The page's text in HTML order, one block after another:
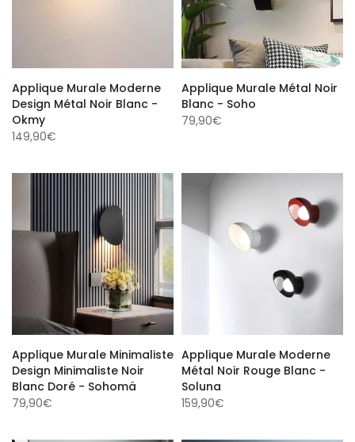
Applique Murale Moderne
Design Métal Noir Blanc -
Okmy
149,90€
Applique Murale Métal Noir
Blanc - Soho
79,90€
Applique Murale Minimaliste
Design Minimaliste Noir
Blanc Doré - Sohomä
79,90€
Applique Murale Moderne
Métal Noir Rouge Blanc -
Soluna
159,90€